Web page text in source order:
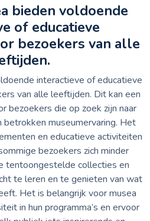
bieden voldoende
of educatieve
bezoekers van alle
interactieve of educatieve
van alle leeftijden. Dit kan een
bezoekers die op zoek zijn naar
betrokken museumervaring. Het
en educatieve activiteiten
bezoekers zich minder
tentoongestelde collecties en
te leren en te genieten van wat
Het is belangrijk voor musea
in hun programma’s en ervoor